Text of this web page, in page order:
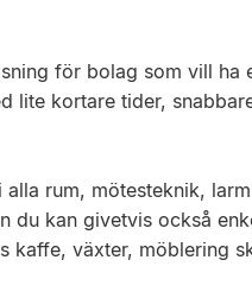
för bolag som vill ha
lite kortare tider,
rum, mötesteknik,
du kan givetvis också
kaffe, växter, möblering